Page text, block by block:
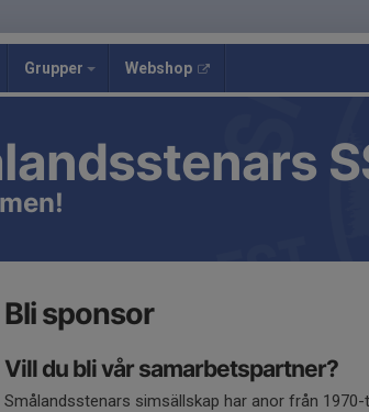
Grupper Webshop
Bli sponsor
Vill du bli vår samarbetspartner?
Smålandsstenars simsällskap har anor från